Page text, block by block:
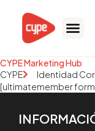
contenido
CYPE Marketing Hub
CYPE
Identidad
[ultimatemember